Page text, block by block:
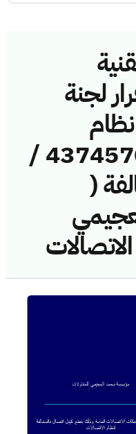
لجنة
الاتصالات رقم ( 4374570 /
(